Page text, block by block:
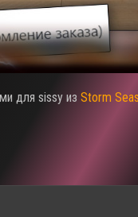
для sissy из Storm